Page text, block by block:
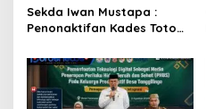
Sekda Iwan Mustapa :
Penonaktifan Kades Toto
DPRD Nilai Keputusan
Pemda Tepat